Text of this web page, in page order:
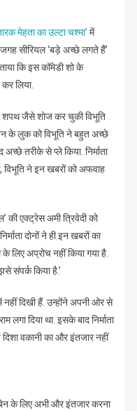
मेहता का उल्टा चश्मा’ में
जगह सीरियल ‘बड़े अच्छे लगते हैं’
कि इस कॉमेडी शो के
लिया.
शपथ जैसे शोज कर चुकी विभूति
के लुक को विभूति ने बहुत अच्छे
तरीके से प्ले किया. निर्माता
ने इन खबरों को अफवाह
की एक्ट्रेस अमी त्रिवेदी को
दोनों ने ही इन खबरों का
लिए अप्रोच नहीं किया गया है.
संपर्क किया है.’
दिखी हैं. उन्होंने अपनी ओर से
लगा दिया था. इसके बाद निर्माता
वकानी का और इंतजार नहीं
के लिए अभी और इंतजार करना